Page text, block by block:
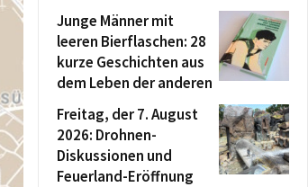
Junge Männer mit
leeren Bierflaschen: 28
kurze Geschichten aus
dem Leben der anderen
Freitag, der 7. August
2026: Drohnen-
Diskussionen und
Feuerland-Eröffnung